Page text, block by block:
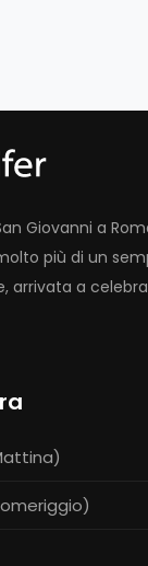
Giovanni a
più di un
arrivata a